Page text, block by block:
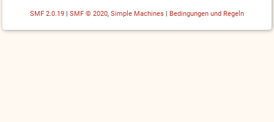
SMF 2.0.19 | SMF © 2020 Simple Machines | Bedingungen und Regeln